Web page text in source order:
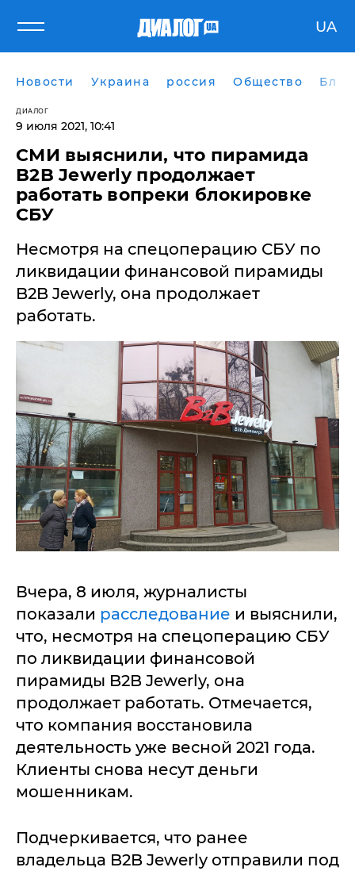
UA
Новости Украина россия Общество
ДИАЛОГ
9 июля 2021, 10:41
СМИ выяснили, что пирамида
B2B Jewerly продолжает
работать вопреки блокировке
СБУ
Несмотря на спецоперацию СБУ по
ликвидации финансовой пирамиды
B2B Jewerly, она продолжает
работать.
Вчера, 8 июля, журналисты
показали расследование и выяснили,
что, несмотря на спецоперацию СБУ
по ликвидации финансовой
пирамиды B2B Jewerly, она
продолжает работать. Отмечается,
что компания восстановила
деятельность уже весной 2021 года.
Клиенты снова несут деньги
мошенникам.
Подчеркивается, что ранее
владельца B2B Jewerly отправили под